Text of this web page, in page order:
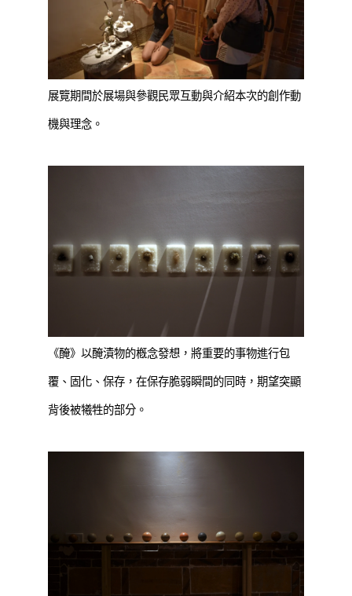
展覽期間於展場與參觀民眾互動與介紹本次的創作動
機與理念。
《醃》以醃漬物的槪念發想，將重要的事物進行包
覆、固化、保存，在保存脆弱瞬間的同時，期望突顯
背後被犧牲的部分。